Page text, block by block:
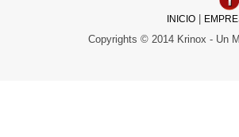
INICIO
Copyrights © 2014 Krinox - Un